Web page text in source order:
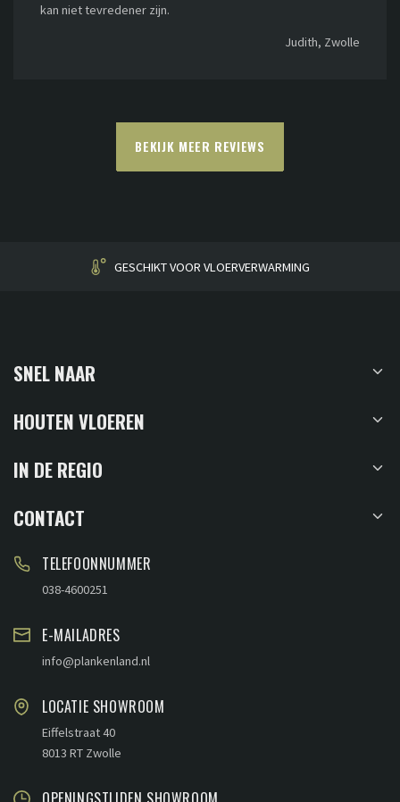
kan niet tevredener zijn.
Judith, Zwolle
BEKIJK MEER REVIEWS
HUISGEMAAKT
SNEL NAAR
HOUTEN VLOEREN
IN DE REGIO
CONTACT
TELEFOONNUMMER
038-4600251
E-MAILADRES
info@plankenland.nl
LOCATIE SHOWROOM
Eiffelstraat 40
8013 RT Zwolle